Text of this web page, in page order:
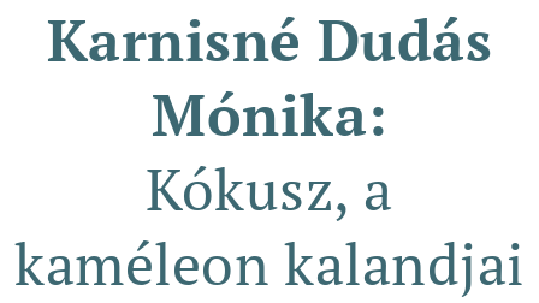
Karnisné Dudás
Mónika:
Kókusz, a
kaméleon kalandjai